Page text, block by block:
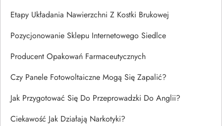
Etapy Układania Nawierzchni Z Kostki Brukowej
Pozycjonowanie Sklepu Internetowego Siedlce
Producent Opakowań Farmaceutycznych
Czy Panele Fotowoltaiczne Mogą Się Zapalić?
Jak Przygotować Się Do Przeprowadzki Do Anglii?
Ciekawość Jak Działają Narkotyki?